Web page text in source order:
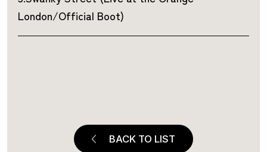
London/Official Boot)
BACK TO LIST